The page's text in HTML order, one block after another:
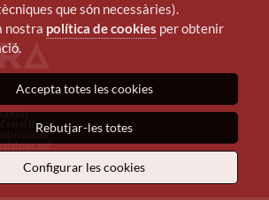
que són necessàries).
nostra política de cookies per obtenir
Accepta totes les cookies
Rebutjar-les totes
Configurar les cookies